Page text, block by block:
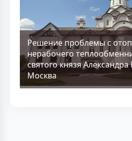
Решение проблемы с
нерабочего
святого князя Александра
Москва